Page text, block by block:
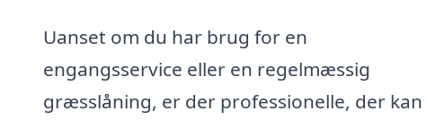
Uanset om du har brug for en
engangsservice eller en regelmæssig
græsslåning, er der professionelle, der kan